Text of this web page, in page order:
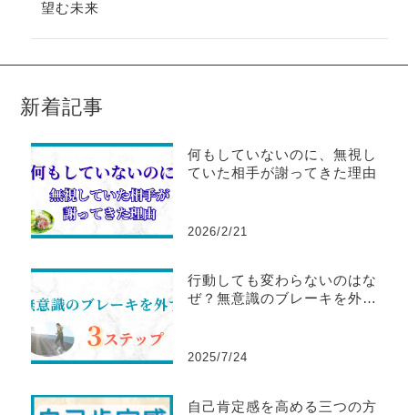
望む未来
新着記事
何もしていないのに、無視し
ていた相手が謝ってきた理由
2026/2/21
行動しても変わらないのはな
ぜ？無意識のブレーキを外す3
2025/7/24
自己肯定感を高める三つの方